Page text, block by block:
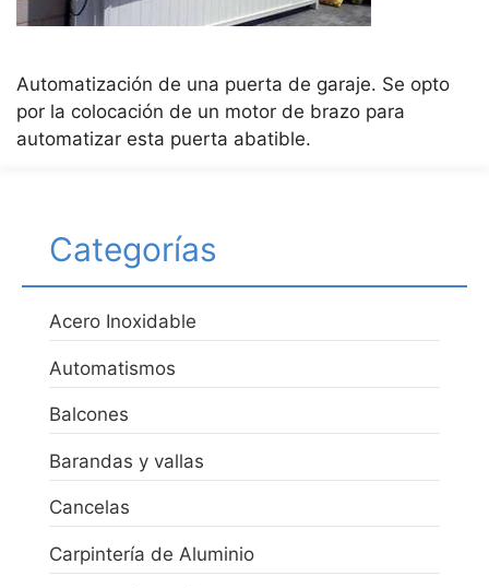
Automatización de una puerta de garaje. Se opto
por la colocación de un motor de brazo para
automatizar esta puerta abatible.
Categorías
Acero Inoxidable
Automatismos
Balcones
Barandas y vallas
Cancelas
Carpintería de Aluminio